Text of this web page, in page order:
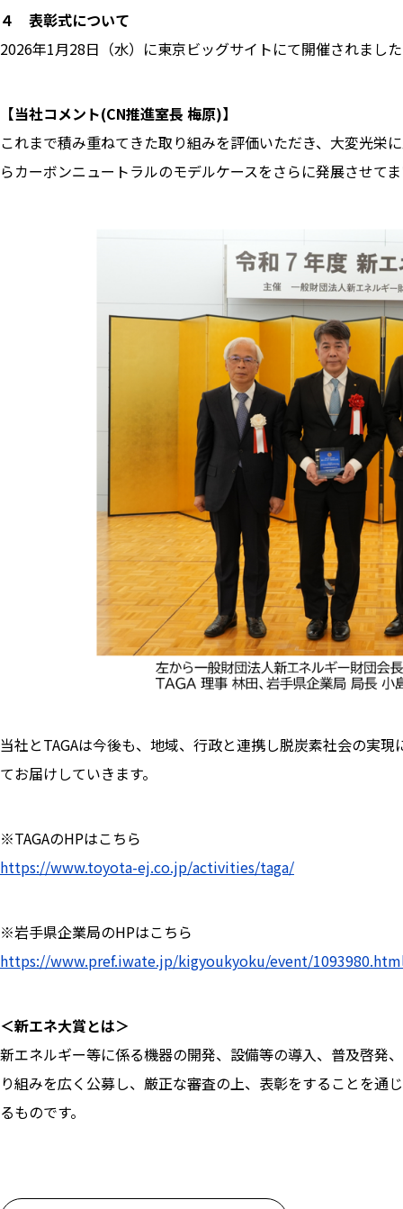
４ 表彰式について
2026年1月28日（水）に東京ビッグサイトにて開催されまし
【当社コメント(CN推進室長 梅原)】
これまで積み重ねてきた取り組みを評価いただき、大変光栄
らカーボンニュートラルのモデルケースをさらに発展させて
当社とTAGAは今後も、地域、行政と連携し脱炭素社会の実
てお届けしていきます。
※TAGAのHPはこちら
https://www.toyota-ej.co.jp/activities/taga/
※岩手県企業局のHPはこちら
https://www.pref.iwate.jp/kigyoukyoku/event/
＜新エネ大賞とは＞
新エネルギー等に係る機器の開発、設備等の導入、普及啓発
り組みを広く公募し、厳正な審査の上、表彰をすることを通
るものです。